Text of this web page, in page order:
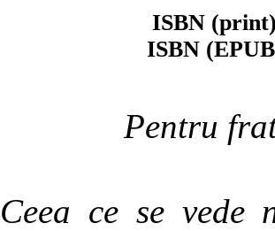
ISBN
ISBN
Pentru
Ceea ce se vede